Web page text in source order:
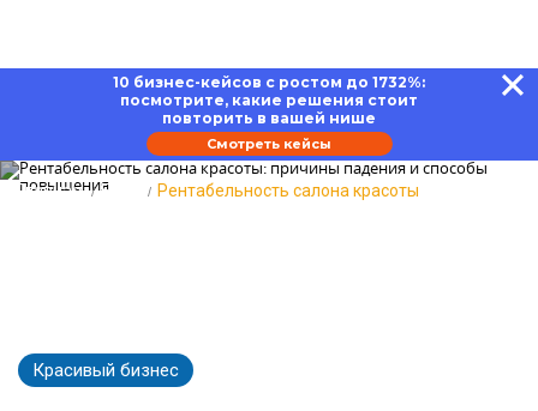
10 бизнес-кейсов с ростом до 1732%:
посмотрите, какие решения стоит
повторить в вашей нише
Смотреть кейсы
Главная Блог Рентабельность салона красоты
Красивый бизнес